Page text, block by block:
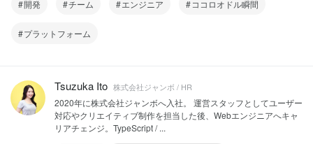
開発 チーム エンジニア ココロオドル瞬間
プラットフォーム
Tsuzuka Ito 株式会社ジャンボ / HR
2020年に株式会社ジャンボへ入社。 運営スタッフとしてユーザー
対応やクリエイティブ制作を担当した後、Webエンジニアへキャ
リアチェンジ。TypeScript / ...